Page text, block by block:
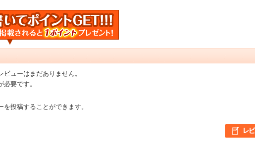
ューはまだありません。
必要です。
投稿することができます。